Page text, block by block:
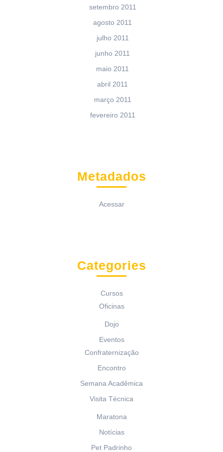
setembro 2011
agosto 2011
julho 2011
junho 2011
maio 2011
abril 2011
março 2011
fevereiro 2011
Metadados
Acessar
Categories
Cursos
Oficinas
Dojo
Eventos
Confraternização
Encontro
Semana Acadêmica
Visita Técnica
Maratona
Notícias
Pet Padrinho